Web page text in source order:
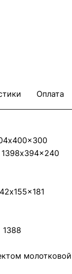
Оплата